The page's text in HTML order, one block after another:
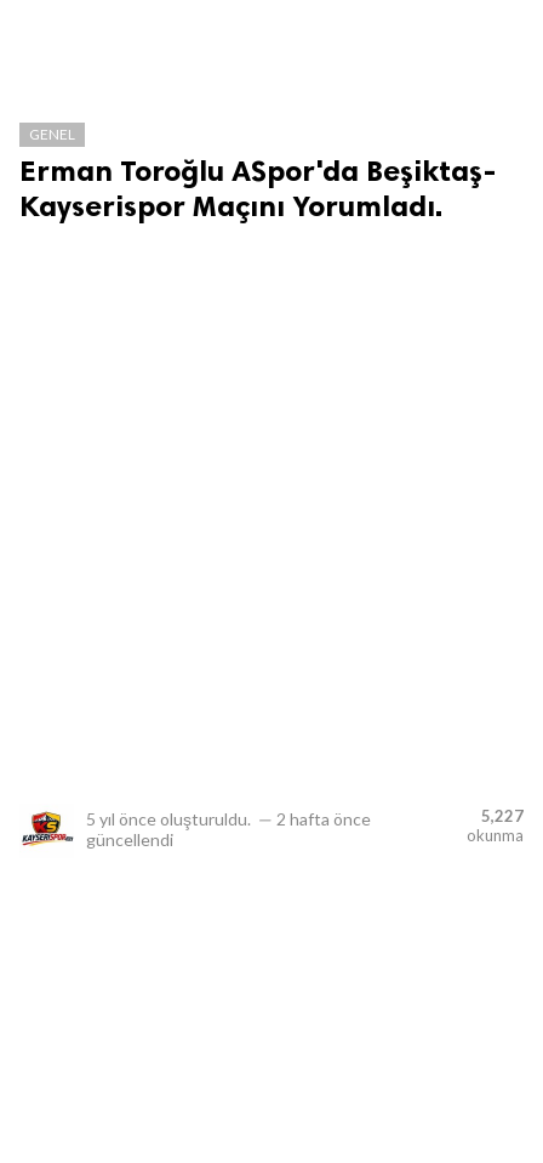
GENEL
Erman Toroğlu ASpor'da Beşiktaş-
Kayserispor Maçını Yorumladı.
5 yıl önce oluşturuldu. — 2 hafta önce
güncellendi
5,227
okunma